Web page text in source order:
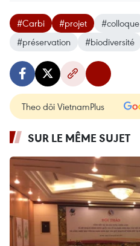
#Carbi #projet #colloque
#préservation
#biodiversité
Theo dõi VietnamPlus
SUR LE MÊME SUJET